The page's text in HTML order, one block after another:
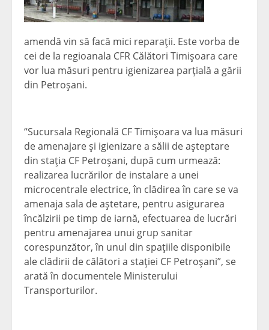
amendă vin să facă mici reparaţii. Este vorba de
cei de la regioanala CFR Călători Timişoara care
vor lua măsuri pentru igienizarea parţială a gării
din Petroşani.
“Sucursala Regională CF Timişoara va lua măsuri
de amenajare şi igienizare a sălii de aşteptare
din staţia CF Petroşani, după cum urmează:
realizarea lucrărilor de instalare a unei
microcentrale electrice, în clădirea în care se va
amenaja sala de aştetare, pentru asigurarea
încălzirii pe timp de iarnă, efectuarea de lucrări
pentru amenajarea unui grup sanitar
corespunzător, în unul din spaţiile disponibile
ale clădirii de călători a staţiei CF Petroşani”, se
arată în documentele Ministerului
Transporturilor.